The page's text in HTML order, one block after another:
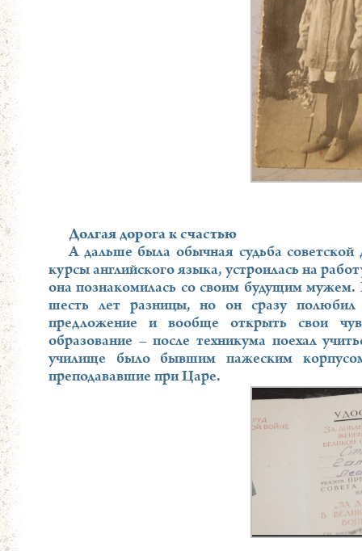
Долгая дорога к счастью
А дальше была обычная судьба
курсы английского языка, устроилась на
она познакомилась со своим будущим
шесть лет разницы, но он сразу полюбил
предложение и вообще открыть свои
образование – после техникума поехал
училище было бывшим пажеским
преподававшие при Царе.